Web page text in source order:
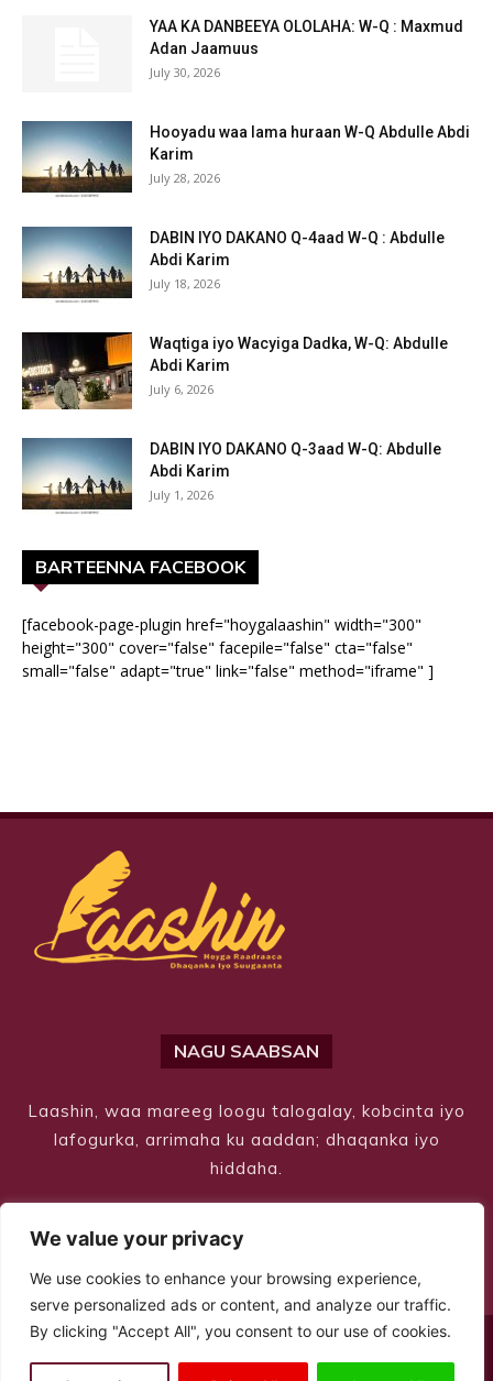
We value your privacy
We use cookies to enhance your browsing experience,
serve personalized ads or content, and analyze our traffic.
By clicking "Accept All", you consent to our use of cookies.
YAA KA DANBEEYA OLOLAHA: W-Q : Maxmud
Adan Jaamuus
July 30, 2026
Hooyadu waa lama huraan W-Q Abdulle Abdi
Karim
July 28, 2026
DABIN IYO DAKANO Q-4aad W-Q : Abdulle
Abdi Karim
July 18, 2026
Waqtiga iyo Wacyiga Dadka, W-Q: Abdulle
Abdi Karim
July 6, 2026
DABIN IYO DAKANO Q-3aad W-Q: Abdulle
Abdi Karim
July 1, 2026
BARTEENNA FACEBOOK
[facebook-page-plugin href="hoygalaashin" width="300"
height="300" cover="false" facepile="false" cta="false"
small="false" adapt="true" link="false" method="iframe" ]
NAGU SAABSAN
Laashin, waa mareeg loogu talogalay, kobcinta iyo
lafogurka, arrimaha ku aaddan; dhaqanka iyo
hiddaha.
© Copyright 2026 – Laashin. All Rights Reserved